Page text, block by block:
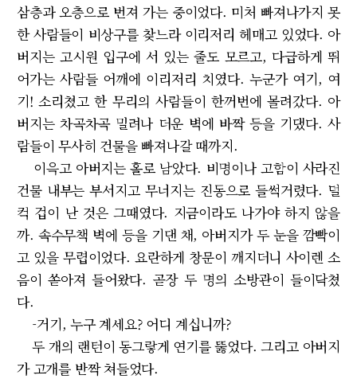
삼층과 오층으로 번져 가는 중이었다. 미처 빠져나가지 못
한 사람들이 비상구를 찾느라 이리저리 헤매고 있었다. 아
버지는 고시원 입구에 서 있는 줄도 모르고, 다급하게 뛰
어가는 사람들 어깨에 이리저리 치였다. 누군가 여기, 여
기! 소리쳤고 한 무리의 사람들이 한꺼번에 몰려갔다. 아
버지는 차곡차곡 밀려나 더운 벽에 바짝 등을 기댔다. 사
람들이 무사히 건물을 빠져나갈 때까지.
이윽고 아버지는 홀로 남았다. 비명이나 고함이 사라진
건물 내부는 부서지고 무너지는 진동으로 들썩거렸다. 덜
컥 겁이 난 것은 그때였다. 지금이라도 나가야 하지 않을
까. 속수무책 벽에 등을 기댄 채, 아버지가 두 눈을 깜빡이
고 있을 무렵이었다. 요란하게 창문이 깨지더니 사이렌 소
음이 쏟아져 들어왔다. 곧장 두 명의 소방관이 들이닥쳤
다.
-거기, 누구 계세요? 어디 계십니까?
두 개의 랜턴이 동그랗게 연기를 뚫었다. 그리고 아버지
가 고개를 반짝 쳐들었다.